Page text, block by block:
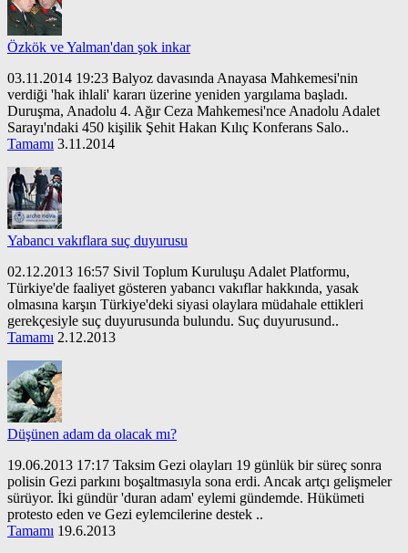
Özkök ve Yalman'dan şok inkar
03.11.2014 19:23 Balyoz davasında Anayasa Mahkemesi'nin
verdiği 'hak ihlali' kararı üzerine yeniden yargılama başladı.
Duruşma, Anadolu 4. Ağır Ceza Mahkemesi'nce Anadolu Adalet
Sarayı'ndaki 450 kişilik Şehit Hakan Kılıç Konferans Salo..
Tamamı 3.11.2014
Yabancı vakıflara suç duyurusu
02.12.2013 16:57 Sivil Toplum Kuruluşu Adalet Platformu,
Türkiye'de faaliyet gösteren yabancı vakıflar hakkında, yasak
olmasına karşın Türkiye'deki siyasi olaylara müdahale ettikleri
gerekçesiyle suç duyurusunda bulundu. Suç duyurusund..
Tamamı 2.12.2013
Düşünen adam da olacak mı?
19.06.2013 17:17 Taksim Gezi olayları 19 günlük bir süreç sonra
polisin Gezi parkını boşaltmasıyla sona erdi. Ancak artçı gelişmeler
sürüyor. İki gündür 'duran adam' eylemi gündemde. Hükümeti
protesto eden ve Gezi eylemcilerine destek ..
Tamamı 19.6.2013